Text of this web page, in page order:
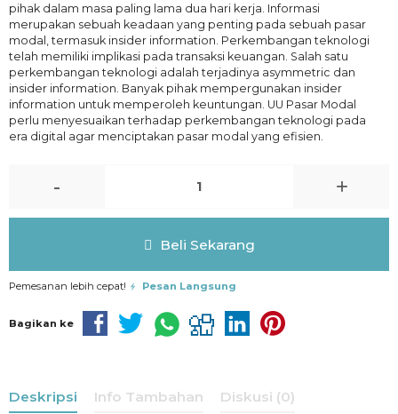
pihak dalam masa paling lama dua hari kerja. Informasi
merupakan sebuah keadaan yang penting pada sebuah pasar
modal, termasuk insider information. Perkembangan teknologi
telah memiliki implikasi pada transaksi keuangan. Salah satu
perkembangan teknologi adalah terjadinya asymmetric dan
insider information. Banyak pihak mempergunakan insider
information untuk memperoleh keuntungan. UU Pasar Modal
perlu menyesuaikan terhadap perkembangan teknologi pada
era digital agar menciptakan pasar modal yang efisien.
- +
Beli Sekarang
Pemesanan lebih cepat! Pesan Langsung
Bagikan ke
Deskripsi Info Tambahan Diskusi (0)